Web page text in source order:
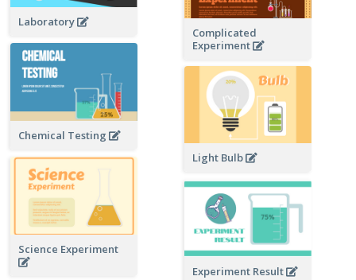
Laboratory
Complicated
Experiment
Chemical Testing
Light Bulb
Science Experiment
Experiment Result